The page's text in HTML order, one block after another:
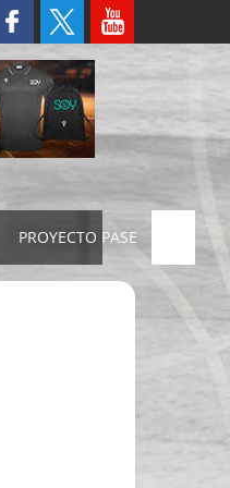
PROYECTO PASE